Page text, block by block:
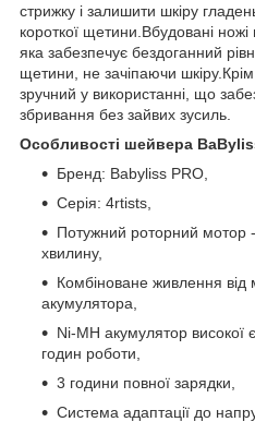
стрижку і залишити шкіру
короткої щетини.Вбудовані ножі
яка забезпечує бездоганний
щетини, не зачіпаючи шкіру.Крім
зручний у використанні, що
збривання без зайвих зусиль.
Особливості шейвера
Бренд: Babyliss PRO,
Серія: 4rtists,
Потужний роторний мотор
хвилину,
Комбіноване живлення від
акумулятора,
Ni-MH акумулятор високої
годин роботи,
3 години повної зарядки,
Система адаптації до